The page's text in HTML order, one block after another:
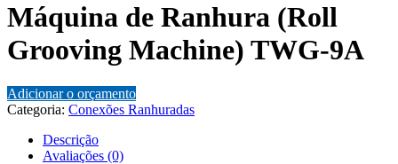
Máquina de Ranhura (Roll
Grooving Machine) TWG-9A
Adicionar o orçamento
Categoria: Conexões Ranhuradas
Descrição
Avaliações (0)